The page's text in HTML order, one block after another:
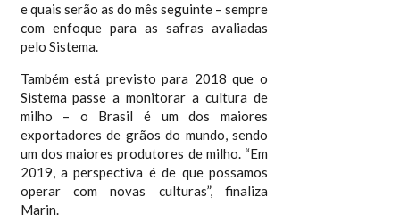
e quais serão as do mês seguinte – sempre
com enfoque para as safras avaliadas
pelo Sistema.
Também está previsto para 2018 que o
Sistema passe a monitorar a cultura de
milho – o Brasil é um dos maiores
exportadores de grãos do mundo, sendo
um dos maiores produtores de milho. “Em
2019, a perspectiva é de que possamos
operar com novas culturas”, finaliza
Marin.